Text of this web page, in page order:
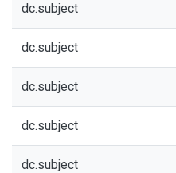
dc.subject
dc.subject
dc.subject
dc.subject
dc.subject